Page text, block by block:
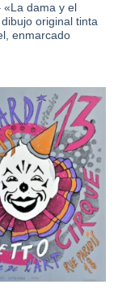
«La dama y el
original tinta
enmarcado